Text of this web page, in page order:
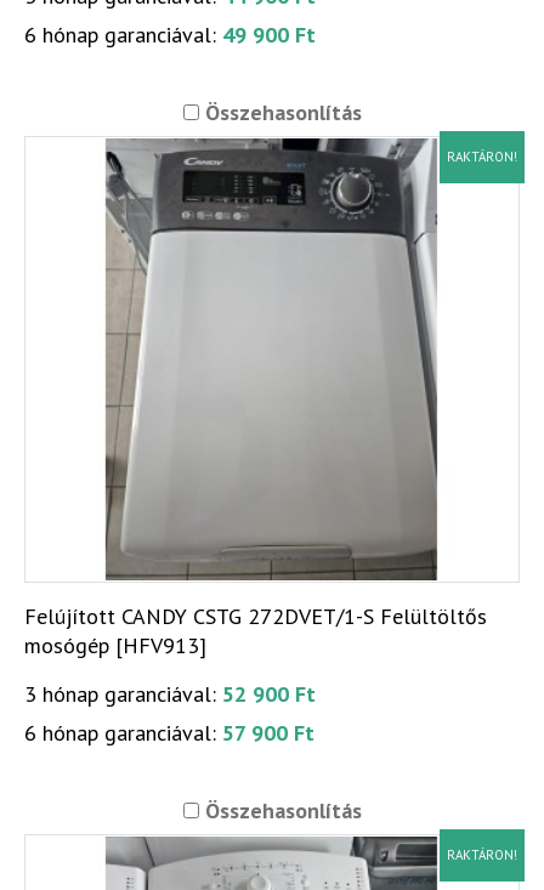
6 hónap garanciával: 49 900 Ft
Összehasonlítás
RAKTÁRON!
Felújított CANDY CSTG 272DVET/1-S Felültöltős
mosógép [HFV913]
3 hónap garanciával: 52 900 Ft
6 hónap garanciával: 57 900 Ft
Összehasonlítás
RAKTÁRON!